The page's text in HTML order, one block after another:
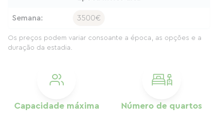
Capacidade máxima Número de quartos
Semana: 3500€
Os preços podem variar consoante a época, as opções e a
duração da estadia.